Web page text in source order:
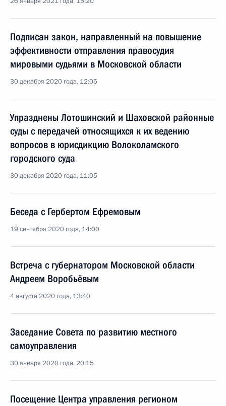
Подписан закон, направленный на повышение
эффективности отправления правосудия
мировыми судьями в Московской области
30 декабря 2020 года, 12:05
Упразднены Лотошинский и Шаховской районные
суды с передачей относящихся к их ведению
вопросов в юрисдикцию Волоколамского
городского суда
30 декабря 2020 года, 11:05
Беседа с Гербертом Ефремовым
19 сентября 2020 года, 14:00
Встреча с губернатором Московской области
Андреем Воробьёвым
4 августа 2020 года, 13:40
Заседание Совета по развитию местного
самоуправления
30 января 2020 года, 20:15
Посещение Центра управления регионом